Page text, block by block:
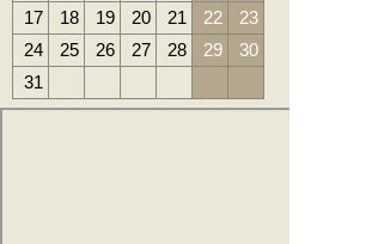
17
18 19 20 21 22
23
24
25 26 27 28 29
30
31